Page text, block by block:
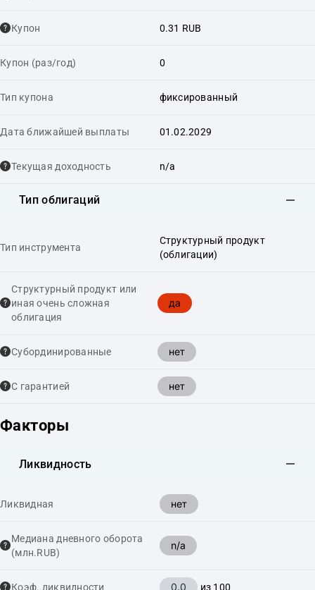
Купон 0.31 RUB
Купон (раз/год) 0
Тип купона фиксированный
Дата ближайшей выплаты 01.02.2029
Текущая доходность n/a
Тип облигаций
Тип инструмента
Структурный продукт
(облигации)
Структурный продукт или
иная очень сложная
облигация
да
Cубординированные нет
С гарантией нет
Факторы
Ликвидность
Ликвидная нет
Медиана дневного оборота
(млн.RUB)
n/a
Коэф. ликвидности 0.0 из 100